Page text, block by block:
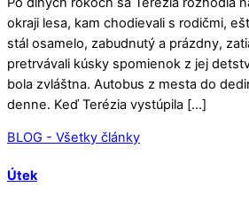
okraji lesa, kam chodievali s rodičmi,
stál osamelo, zabudnutý a prázdny,
pretrvávali kúsky spomienok z jej
bola zvláštna. Autobus z mesta do
denne. Keď Terézia vystúpila […]
BLOG - Všetky články
Útek